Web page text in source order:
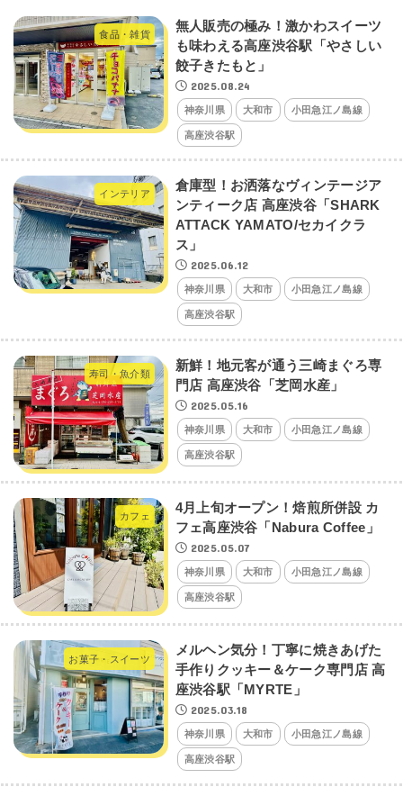
食品・雑貨
無人販売の極み！激かわスイーツ
も味わえる高座渋谷駅「やさしい
餃子きたもと」
2025.08.24
神奈川県 大和市 小田急江ノ島線
高座渋谷駅
インテリア
倉庫型！お洒落なヴィンテージア
ンティーク店 高座渋谷「SHARK
ATTACK YAMATO/セカイクラ
ス」
2025.06.12
神奈川県 大和市 小田急江ノ島線
高座渋谷駅
寿司・魚介類
新鮮！地元客が通う三崎まぐろ専
門店 高座渋谷「芝岡水産」
2025.05.16
神奈川県 大和市 小田急江ノ島線
高座渋谷駅
カフェ
4月上旬オープン！焙煎所併設 カ
フェ高座渋谷「Nabura Coffee」
2025.05.07
神奈川県 大和市 小田急江ノ島線
高座渋谷駅
お菓子・スイーツ
メルヘン気分！丁寧に焼きあげた
手作りクッキー＆ケーク専門店 高
座渋谷駅「MYRTE」
2025.03.18
神奈川県 大和市 小田急江ノ島線
高座渋谷駅